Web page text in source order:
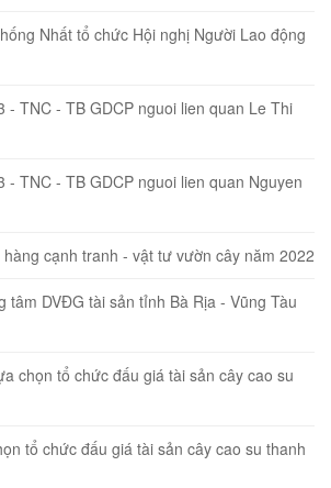
Nhất tổ chức Hội nghị Người Lao động
- TNC - TB GDCP nguoi lien quan Le Thi
- TNC - TB GDCP nguoi lien quan Nguyen
cạnh tranh - vật tư vườn cây năm 2022
tâm DVĐG tài sản tỉnh Bà Rịa - Vũng Tàu
chọn tổ chức đấu giá tài sản cây cao su
tổ chức đấu giá tài sản cây cao su thanh